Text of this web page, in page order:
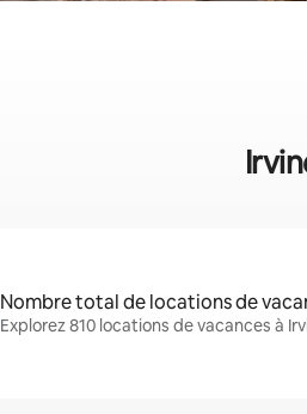
Nombre total de locations de
Explorez 810 locations de vacances à